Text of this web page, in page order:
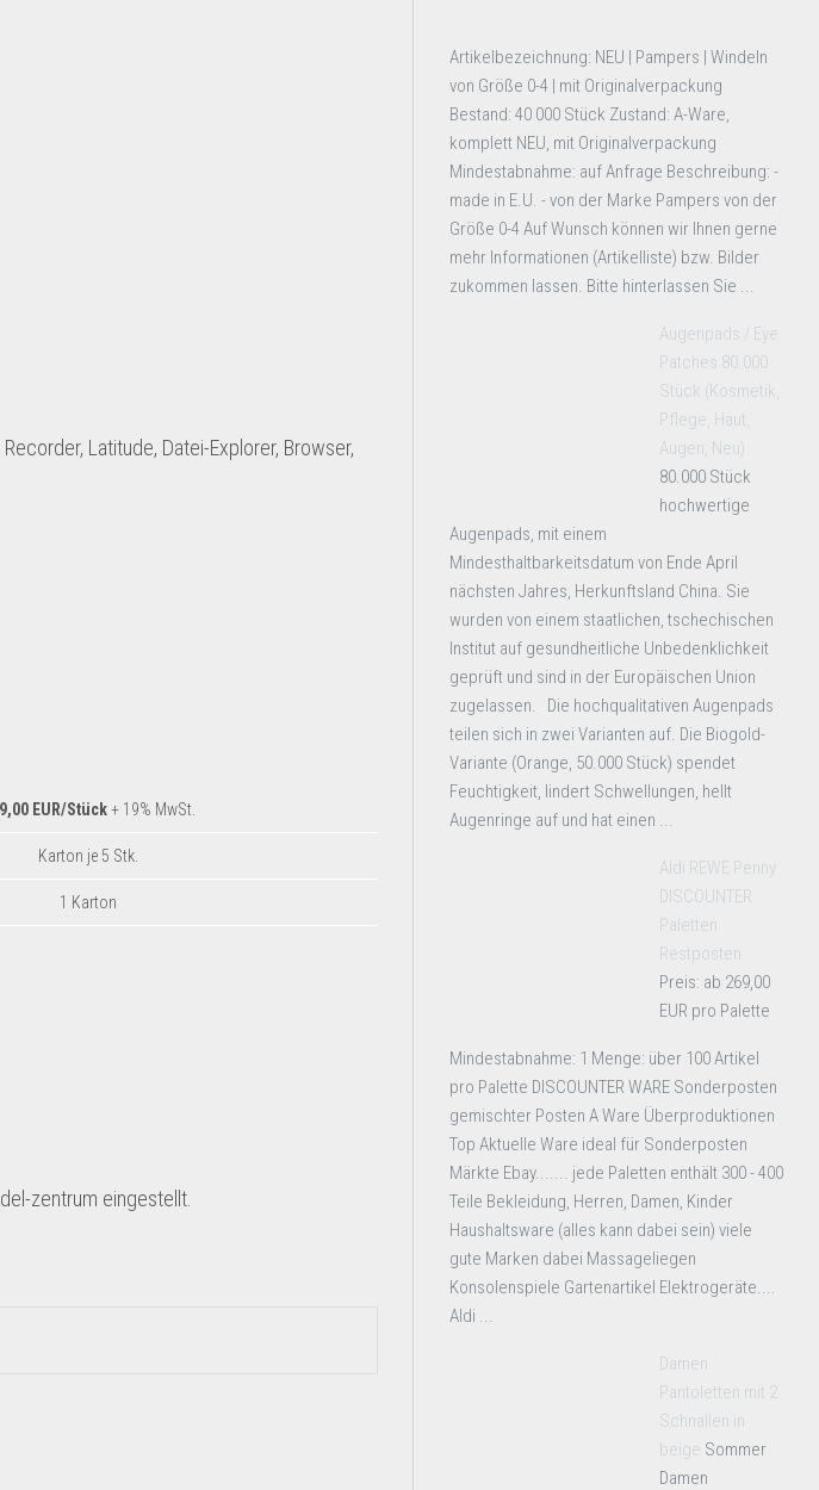
Latitude, Datei-Explorer, Browser,
EUR/Stück+ 19% MwSt.
Karton je 5 Stk.
1 Karton
zentrum eingestellt.
Artikelbezeichnung: NEU | Pampers | Windeln
von Größe 0-4 | mit Originalverpackung
Bestand: 40 000 Stück Zustand: A-Ware,
komplett NEU, mit Originalverpackung
Mindestabnahme: auf Anfrage Beschreibung: -
made in E.U. - von der Marke Pampers von der
Größe 0-4 Auf Wunsch können wir Ihnen gerne
mehr Informationen (Artikelliste) bzw. Bilder
zukommen lassen. Bitte hinterlassen Sie ...
Augenpads / Eye
Patches 80.000
Stück (Kosmetik,
Pflege, Haut,
Augen, Neu)
80.000 Stück
hochwertige
Augenpads, mit einem
Mindesthaltbarkeitsdatum von Ende April
nächsten Jahres, Herkunftsland China. Sie
wurden von einem staatlichen, tschechischen
Institut auf gesundheitliche Unbedenklichkeit
geprüft und sind in der Europäischen Union
zugelassen. Die hochqualitativen Augenpads
teilen sich in zwei Varianten auf. Die Biogold-
Variante (Orange, 50.000 Stück) spendet
Feuchtigkeit, lindert Schwellungen, hellt
Augenringe auf und hat einen ...
Aldi REWE Penny
DISCOUNTER
Paletten
Restposten
Preis: ab 269,00
EUR pro Palette
Mindestabnahme: 1 Menge: über 100 Artikel
pro Palette DISCOUNTER WARE Sonderposten
gemischter Posten A Ware Überproduktionen
Top Aktuelle Ware ideal für Sonderposten
Märkte Ebay....... jede Paletten enthält 300 - 400
Teile Bekleidung, Herren, Damen, Kinder
Haushaltsware (alles kann dabei sein) viele
gute Marken dabei Massageliegen
Konsolenspiele Gartenartikel Elektrogeräte....
Aldi ...
Damen
Pantoletten mit 2
Schnallen in
beige Sommer
Damen